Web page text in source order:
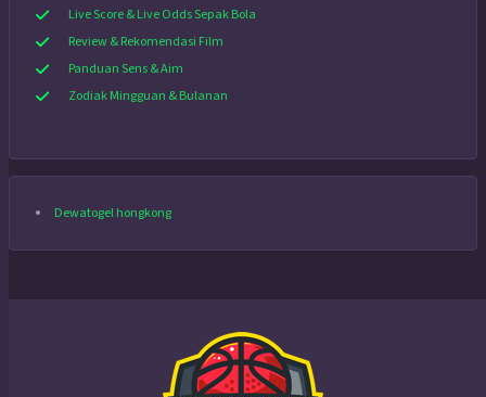
Live Score & Live Odds Sepak Bola
Review & Rekomendasi Film
Panduan Sens & Aim
Zodiak Mingguan & Bulanan
Dewatogel hongkong